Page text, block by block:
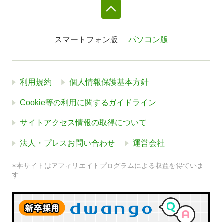
スマートフォン版 パソコン版
利用規約 個人情報保護基本方針
Cookie等の利用に関するガイドライン
サイトアクセス情報の取得について
法人・プレスお問い合わせ 運営会社
※本サイトはアフィリエイトプログラムによる収益を得ていま
す